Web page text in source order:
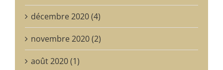
décembre 2020 (4)
novembre 2020 (2)
août 2020 (1)